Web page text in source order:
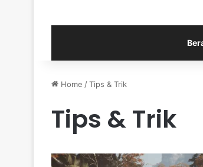
Home /Tips & Trik
Tips & Trik